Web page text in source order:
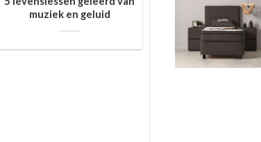
muziek en geluid